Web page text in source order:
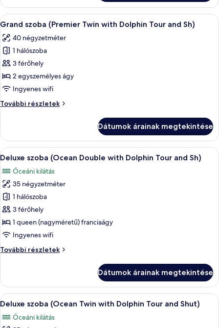
Dolphin
Tour
and)
with
Dolphin
Tour
további
részletei
A
következő
szoba
összes
képének
megtekintése:
Grand
(Premier
Dolphin
Tour
and
Sh)
Egy szállodai szoba két ággyal, nagy
5
Grand szoba (Premier Twin with Dolphin Tour and Sh)
40 négyzetméter
1 hálószoba
3 férőhely
2 egyszemélyes ágy
Ingyenes wifi
További részletek
Grand
with
Dolphin
Tour
Sh)
további
részletei
Dátumok árainak megtekintése
A
következő
szoba
összes
képének
megtekintése:
Deluxe
szoba
(Ocean
Double
Tour
and
Sh)
Egy szállodai szoba, amelyben egy
5
Deluxe szoba (Ocean Double with Dolphin Tour and Sh)
Óceáni kilátás
35 négyzetméter
1 hálószoba
3 férőhely
1 queen (nagyméretű) franciaágy
Ingyenes wifi
További részletek
Deluxe
with
Dolphin
Tour
Sh)
Dátumok árainak megtekintése
A
következő
szoba
Egy szállodai szoba két ággyal,
5
Deluxe szoba (Ocean Twin with Dolphin Tour and Shut)
Óceáni kilátás